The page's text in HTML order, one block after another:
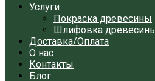
Услуги
Покраска древесины
Шлифовка
Доставка/Оплата
О нас
Контакты
Блог